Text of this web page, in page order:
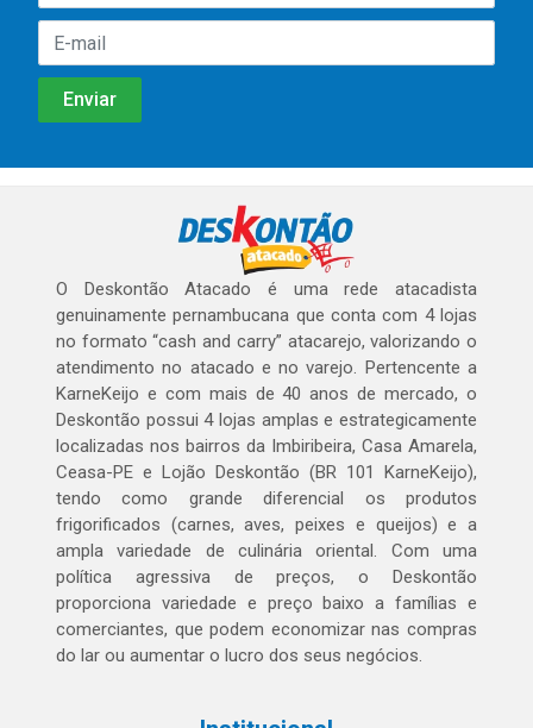
O Deskontão Atacado é uma rede atacadista
genuinamente pernambucana que conta com 4 lojas
no formato “cash and carry” atacarejo, valorizando o
atendimento no atacado e no varejo. Pertencente a
KarneKeijo e com mais de 40 anos de mercado, o
Deskontão possui 4 lojas amplas e estrategicamente
localizadas nos bairros da Imbiribeira, Casa Amarela,
Ceasa-PE e Lojão Deskontão (BR 101 KarneKeijo),
tendo como grande diferencial os produtos
frigorificados (carnes, aves, peixes e queijos) e a
ampla variedade de culinária oriental. Com uma
política agressiva de preços, o Deskontão
proporciona variedade e preço baixo a famílias e
comerciantes, que podem economizar nas compras
do lar ou aumentar o lucro dos seus negócios.